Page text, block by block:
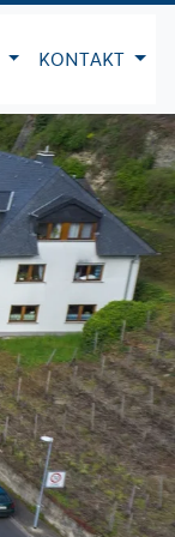
KONTAKT